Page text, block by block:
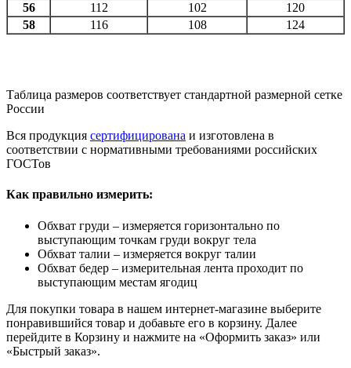
56
112 102
120
58
116 108 124
Таблица размеров соответствует стандартной размерной сетке
России
Вся продукция сертифицирована и изготовлена в
соответствии с нормативными требованиями российских
ГОСТов
Как правильно измерить:
Обхват груди – измеряется горизонтально по
выступающим точкам груди вокруг тела
Обхват талии – измеряется вокруг талии
Обхват бедер – измерительная лента проходит по
выступающим местам ягодиц
Для покупки товара в нашем интернет-магазине выберите
понравившийся товар и добавьте его в корзину. Далее
перейдите в Корзину и нажмите на «Оформить заказ» или
«Быстрый заказ».